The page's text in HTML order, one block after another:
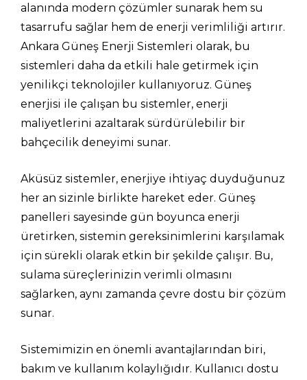
alanında modern çözümler sunarak hem su
tasarrufu sağlar hem de enerji verimliliği artırır.
Ankara Güneş Enerji Sistemleri olarak, bu
sistemleri daha da etkili hale getirmek için
yenilikçi teknolojiler kullanıyoruz. Güneş
enerjisi ile çalışan bu sistemler, enerji
maliyetlerini azaltarak sürdürülebilir bir
bahçecilik deneyimi sunar.
Aküsüz sistemler, enerjiye ihtiyaç duyduğunuz
her an sizinle birlikte hareket eder. Güneş
panelleri sayesinde gün boyunca enerji
üretirken, sistemin gereksinimlerini karşılamak
için sürekli olarak etkin bir şekilde çalışır. Bu,
sulama süreçlerinizin verimli olmasını
sağlarken, aynı zamanda çevre dostu bir çözüm
sunar.
Sistemimizin en önemli avantajlarından biri,
bakım ve kullanım kolaylığıdır. Kullanıcı dostu